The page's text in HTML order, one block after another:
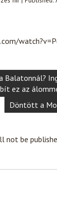
Balatonnál?
ez az
Döntött a
not be